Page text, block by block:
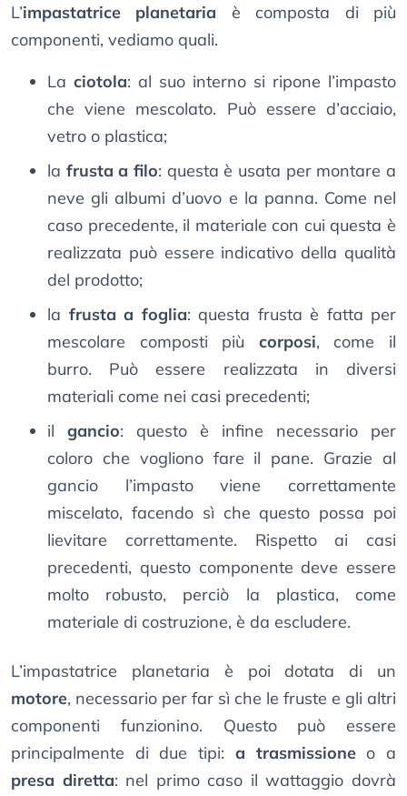
L’impastatrice planetaria è composta di più
componenti, vediamo quali.
La ciotola: al suo interno si ripone l’impasto
che viene mescolato. Può essere d’acciaio,
vetro o plastica;
la frusta a filo: questa è usata per montare a
neve gli albumi d’uovo e la panna. Come nel
caso precedente, il materiale con cui questa è
realizzata può essere indicativo della qualità
del prodotto;
la frusta a foglia: questa frusta è fatta per
mescolare composti più corposi, come il
burro. Può essere realizzata in diversi
materiali come nei casi precedenti;
il gancio: questo è infine necessario per
coloro che vogliono fare il pane. Grazie al
gancio l’impasto viene correttamente
miscelato, facendo sì che questo possa poi
lievitare correttamente. Rispetto ai casi
precedenti, questo componente deve essere
molto robusto, perciò la plastica, come
materiale di costruzione, è da escludere.
L’impastatrice planetaria è poi dotata di un
motore, necessario per far sì che le fruste e gli altri
componenti funzionino. Questo può essere
principalmente di due tipi: a trasmissioneo a
presa diretta: nel primo caso il wattaggio dovrà